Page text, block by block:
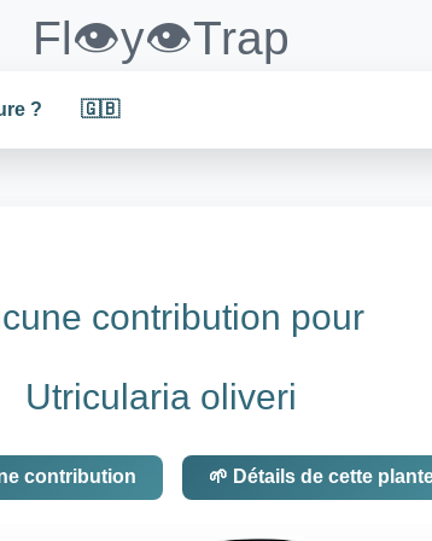
Fl👁️y👁️Trap
? 🇬🇧
contribution pour
Utricularia oliveri
contribution 🌱 Détails de cette